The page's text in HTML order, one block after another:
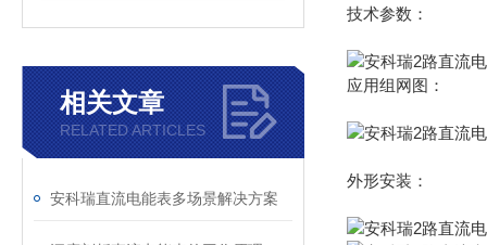
相关文章
RELATED ARTICLES
安科瑞直流电能表多场景解决方案
技术参数：
应用组网图：
外形安装：